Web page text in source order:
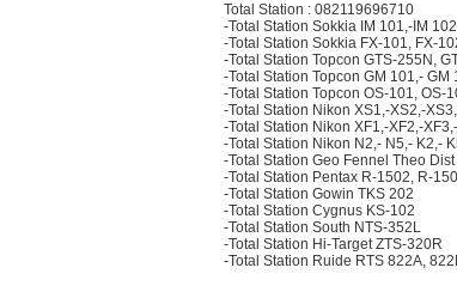
Total Station : 082119696710
-Total Station Sokkia IM 101,-IM
-Total Station Sokkia FX-101, FX-
-Total Station Topcon GTS-255N,
-Total Station Topcon GM 101,-
-Total Station Topcon OS-101, OS-
-Total Station Nikon XS1,-XS2,-
-Total Station Nikon XF1,-XF2,-
-Total Station Nikon N2,- N5,- K2,-
-Total Station Geo Fennel Theo Dist
-Total Station Pentax R-1502, R-
-Total Station Gowin TKS 202
-Total Station Cygnus KS-102
-Total Station South NTS-352L
-Total Station Hi-Target ZTS-320R
-Total Station Ruide RTS 822A,